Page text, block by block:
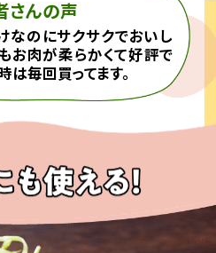
さんの声
なのにサクサクでおいし
お肉が柔らかくて好評で
は毎回買ってます。